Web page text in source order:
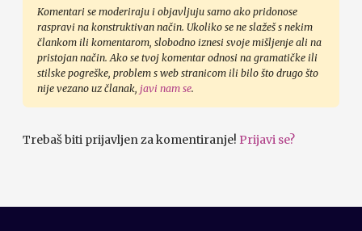
Komentari se moderiraju i objavljuju samo ako pridonose
raspravi na konstruktivan način. Ukoliko se ne slažeš s nekim
člankom ili komentarom, slobodno iznesi svoje mišljenje ali na
pristojan način. Ako se tvoj komentar odnosi na gramatičke ili
stilske pogreške, problem s web stranicom ili bilo što drugo što
nije vezano uz članak, javi nam se.
Trebaš biti prijavljen za komentiranje! Prijavi se?